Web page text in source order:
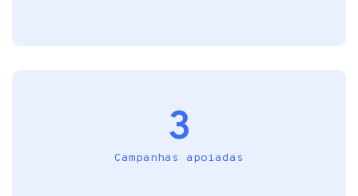
3
Campanhas apoiadas